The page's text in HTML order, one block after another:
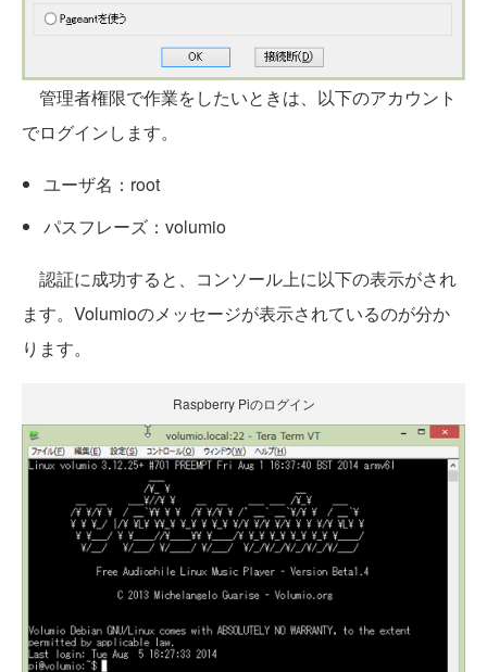
管理者権限で作業をしたいときは、以下のアカウント
でログインします。
ユーザ名：root
パスフレーズ：volumio
認証に成功すると、コンソール上に以下の表示がされ
ます。Volumioのメッセージが表示されているのが分か
ります。
Raspberry Piのログイン